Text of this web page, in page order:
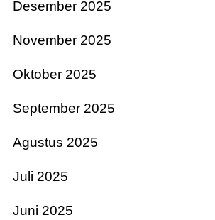
Desember 2025
November 2025
Oktober 2025
September 2025
Agustus 2025
Juli 2025
Juni 2025